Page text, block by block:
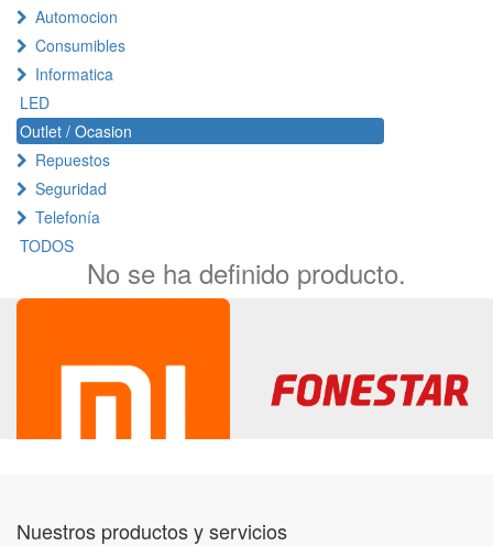
Automocion
Consumibles
Informatica
LED
Outlet / Ocasion
Repuestos
Seguridad
Telefonía
TODOS
No se ha definido producto.
Nuestros productos y servicios